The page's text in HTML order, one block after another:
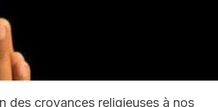
des croyances religieuses à nos